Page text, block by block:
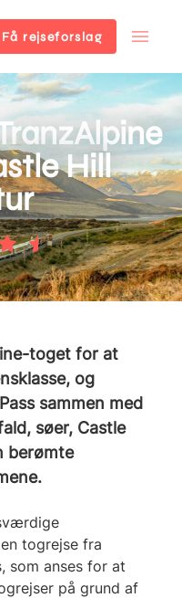
Få rejseforslag
Hill
toget for at
og
sammen med
søer, Castle
berømte
togrejse fra
som anses for at
på grund af